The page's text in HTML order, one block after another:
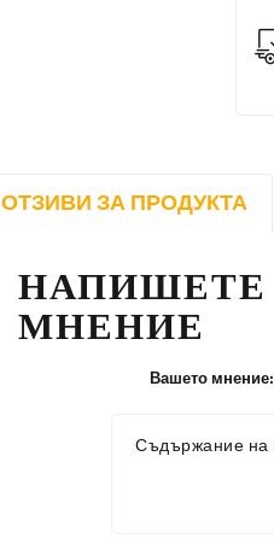
ОТЗИВИ ЗА ПРОДУКТА
НАПИШЕТЕ
МНЕНИЕ
Вашето мнение:
Съдържание на